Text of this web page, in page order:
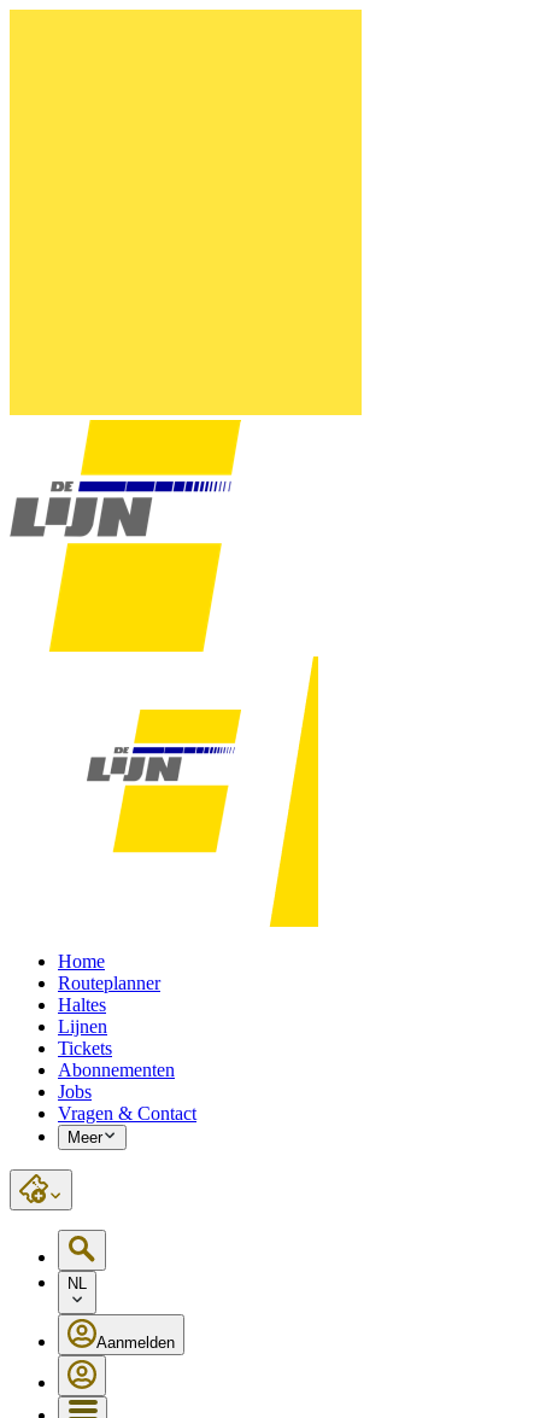
Home
Routeplanner
Haltes
Lijnen
Tickets
Abonnementen
Jobs
Vragen & Contact
Meer
NL
Aanmelden